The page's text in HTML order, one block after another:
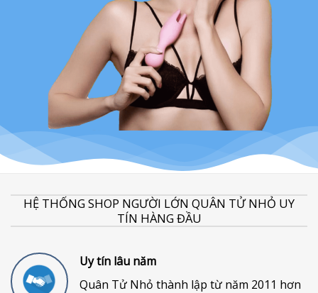
HỆ THỐNG SHOP NGƯỜI LỚN QUÂN TỬ NHỎ UY
TÍN HÀNG ĐẦU
Uy tín lâu năm
Quân Tử Nhỏ thành lập từ năm 2011 hơn